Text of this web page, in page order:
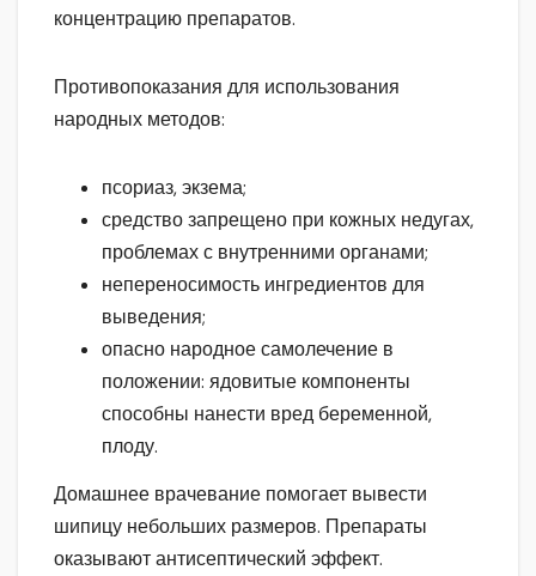
концентрацию препаратов.
Противопоказания для использования
народных методов:
псориаз, экзема;
средство запрещено при кожных недугах,
проблемах с внутренними органами;
непереносимость ингредиентов для
выведения;
опасно народное самолечение в
положении: ядовитые компоненты
способны нанести вред беременной,
плоду.
Домашнее врачевание помогает вывести
шипицу небольших размеров. Препараты
оказывают антисептический эффект.